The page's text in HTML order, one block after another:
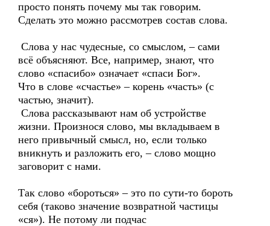
просто понять почему мы так говорим.
Сделать это можно рассмотрев состав слова.
Cлова у нас чудесные, со смыслом, – сами
всё объясняют. Все, например, знают, что
слово «спасибо» означает «спаси Бог».
Что в слове «счастье» – корень «часть» (с
частью, значит).
Слова рассказывают нам об устройстве
жизни. Произнося слово, мы вкладываем в
него привычный смысл, но, если только
вникнуть и разложить его, – слово мощно
заговорит с нами.
Так слово «бороться» – это по сути-то бороть
себя (таково значение возвратной частицы
«ся»). Не потому ли подчас